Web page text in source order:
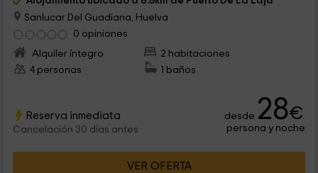
Sanlucar Del Guadiana, Huelva
0 opiniones
Alquiler íntegro
2 habitaciones
4 personas
1 baños
Reserva inmediata
Cancelación 30 días antes
desde 28€
persona y noche
VER OFERTA